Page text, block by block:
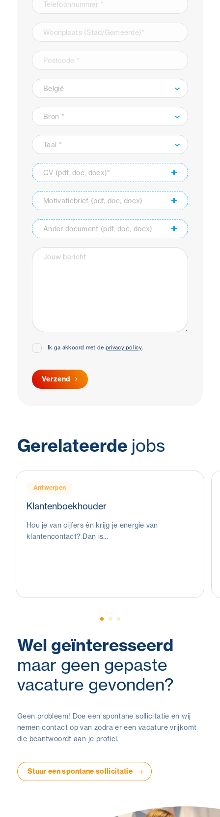
CV (pdf, doc, docx)*
Motivatiebrief (pdf, doc, docx)
Ander document (pdf, doc, docx)
Ik ga akkoord met de privacy policy.
Verzend
Gerelateerde jobs
Antwerpen
Klantenboekhouder
Hou je van cijfers én krijg je energie van
klantencontact? Dan is...
Wel geïnteresseerd
maar geen gepaste
vacature gevonden?
Geen probleem! Doe een spontane sollicitatie en wij
nemen contact op van zodra er een vacature vrijkomt
die beantwoordt aan je profiel.
Stuur een spontane sollicitatie